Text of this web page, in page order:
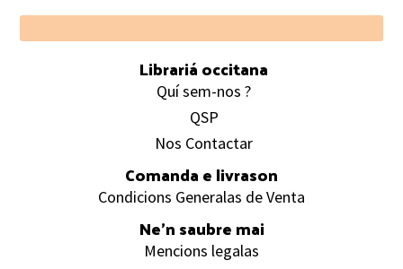
Footer
Librariá occitana
Quí sem-nos ?
QSP
Nos Contactar
Comanda e livrason
Condicions Generalas de Venta
Ne’n saubre mai
Mencions legalas